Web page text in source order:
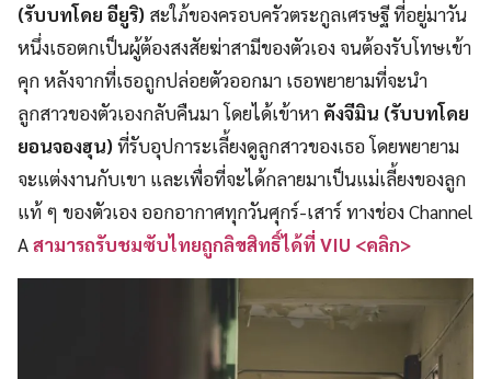
(รับบทโดย อียูริ) สะใภ้ของครอบครัวตระกูลเศรษฐี ที่อยู่มาวัน
หนึ่งเธอตกเป็นผู้ต้องสงสัยฆ่าสามีของตัวเอง จนต้องรับโทษเข้า
คุก หลังจากที่เธอถูกปล่อยตัวออกมา เธอพยายามที่จะนำ
ลูกสาวของตัวเองกลับคืนมา โดยได้เข้าหา คังจีมิน (รับบทโดย
ยอนจองฮุน)ที่รับอุปการะเลี้ยงดูลูกสาวของเธอ โดยพยายาม
จะแต่งงานกับเขา และเพื่อที่จะได้กลายมาเป็นแม่เลี้ยงของลูก
แท้ ๆ ของตัวเอง ออกอากาศทุกวันศุกร์-เสาร์ ทางช่อง Channel
Aสามารถรับชมซับไทยถูกลิขสิทธิ์ได้ที่ VIU <คลิก>